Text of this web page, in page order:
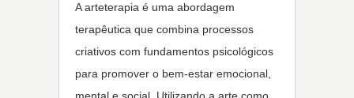
A arteterapia é uma abordagem
terapêutica que combina processos
criativos com fundamentos psicológicos
para promover o bem-estar emocional,